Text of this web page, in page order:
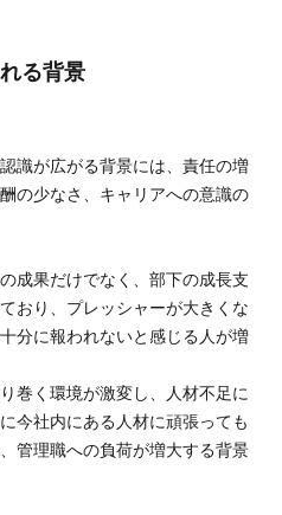
る背景
識が広がる背景には、責任の増
の少なさ、キャリアへの意識の
成果だけでなく、部下の成長支
おり、プレッシャーが大きくな
分に報われないと感じる人が増
巻く環境が激変し、人材不足に
今社内にある人材に頑張っても
管理職への負荷が増大する背景